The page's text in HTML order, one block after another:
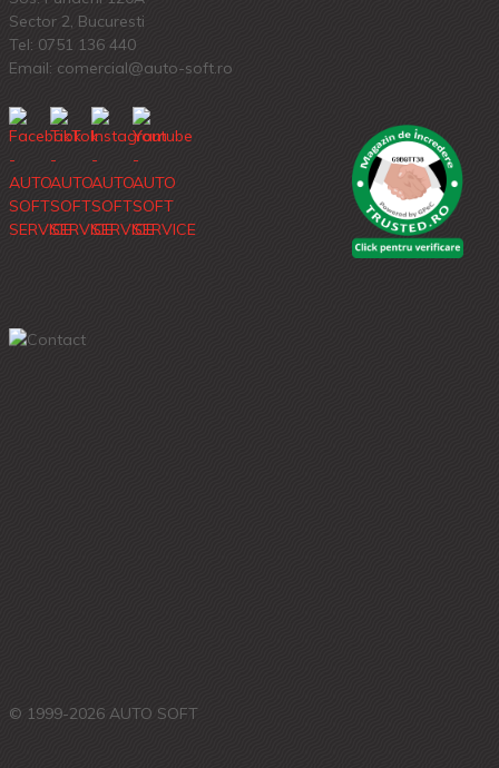
Sector 2, Bucuresti
Tel: 0751 136 440
Email: comercial@auto-soft.ro
© 1999-2026 AUTO SOFT